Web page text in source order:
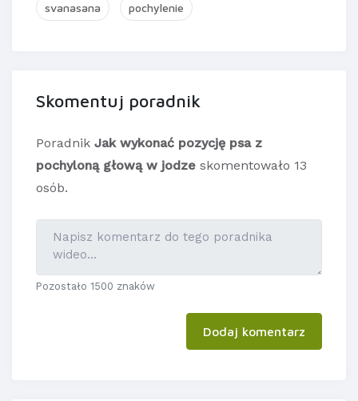
svanasana pochylenie
Skomentuj poradnik
Poradnik Jak wykonać pozycję psa z
pochyloną głową w jodze skomentowało 13
osób.
Pozostało 1500 znaków
Dodaj komentarz